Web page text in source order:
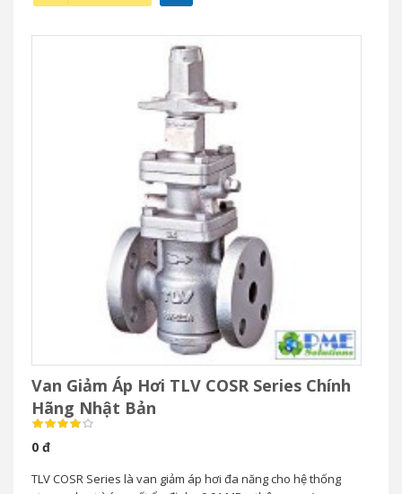
Van Giảm Áp Hơi TLV COSR Series Chính
Hãng Nhật Bản
0 đ
TLV COSR Series là van giảm áp hơi đa năng cho hệ thống